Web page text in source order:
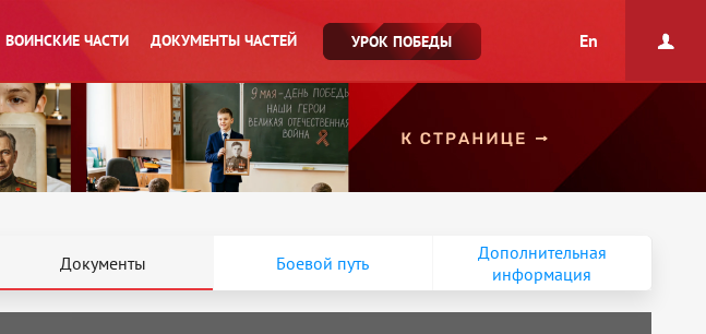
ВОИНСКИЕ ЧАСТИ ДОКУМЕНТЫ ЧАСТЕЙ УРОК ПОБЕДЫ En
Документы Боевой путь
Дополнительная
информация